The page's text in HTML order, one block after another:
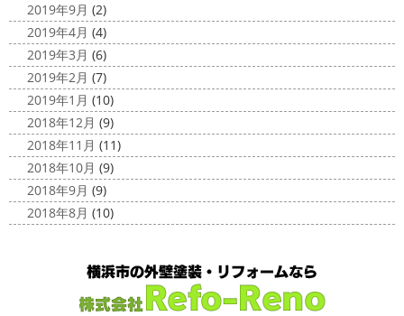
2019年9月 (2)
2019年4月 (4)
2019年3月 (6)
2019年2月 (7)
2019年1月 (10)
2018年12月 (9)
2018年11月 (11)
2018年10月 (9)
2018年9月 (9)
2018年8月 (10)